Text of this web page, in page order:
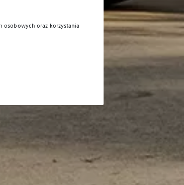
osobowych oraz korzystania